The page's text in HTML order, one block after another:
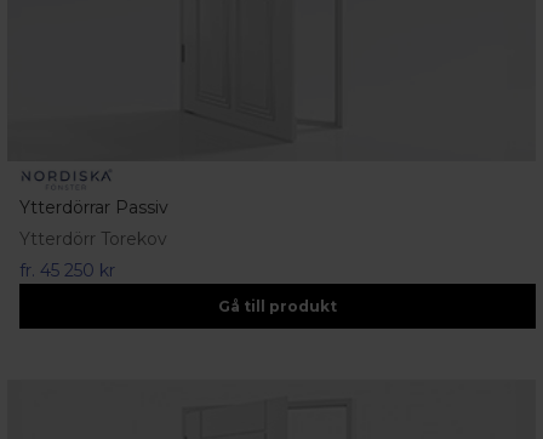
Ytterdörrar Passiv
Ytterdörr Torekov
fr. 45 250 kr
Gå till produkt